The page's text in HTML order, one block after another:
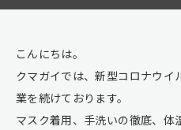
こんにちは。
クマガイでは、新型コロナウイ
業を続けております。
マスク着用、手洗いの徹底、体